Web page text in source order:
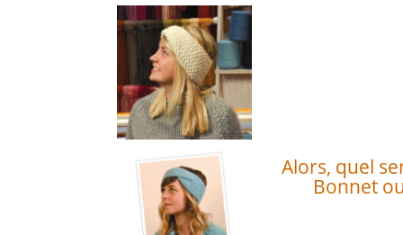
Alors, quel
Bonnet